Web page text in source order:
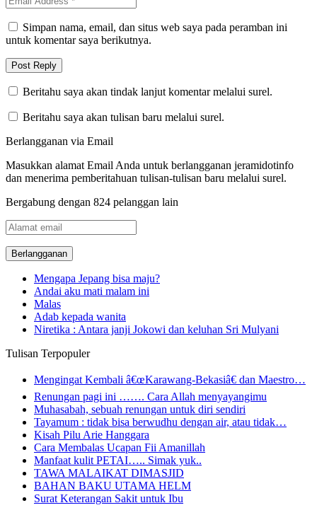
Simpan nama, email, dan situs web saya pada peramban ini
untuk komentar saya berikutnya.
Beritahu saya akan tindak lanjut komentar melalui surel.
Beritahu saya akan tulisan baru melalui surel.
Berlangganan via Email
Masukkan alamat Email Anda untuk berlangganan jeramidotinfo
dan menerima pemberitahuan tulisan-tulisan baru melalui surel.
Bergabung dengan 824 pelanggan lain
Alamat
email
Mengapa Jepang bisa maju?
Andai aku mati malam ini
Malas
Adab kepada wanita
Niretika : Antara janji Jokowi dan keluhan Sri Mulyani
Tulisan Terpopuler
Mengingat Kembali â€œKarawang-Bekasiâ€ dan Maestro…
Renungan pagi ini ……. Cara Allah menyayangimu
Muhasabah, sebuah renungan untuk diri sendiri
Tayamum : tidak bisa berwudhu dengan air, atau tidak…
Kisah Pilu Arie Hanggara
Cara Membalas Ucapan Fii Amanillah
Manfaat kulit PETAI….. Simak yuk..
TAWA MALAIKAT DIMASJID
BAHAN BAKU UTAMA HELM
Surat Keterangan Sakit untuk Ibu